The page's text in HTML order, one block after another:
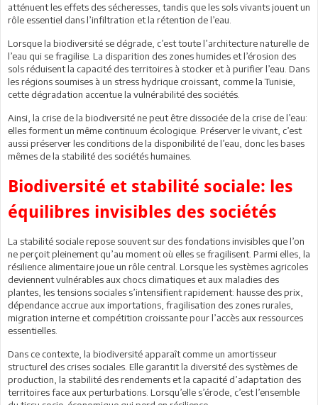
atténuent les effets des sécheresses, tandis que les sols vivants jouent un
rôle essentiel dans l’infiltration et la rétention de l’eau.
Lorsque la biodiversité se dégrade, c’est toute l’architecture naturelle de
l’eau qui se fragilise. La disparition des zones humides et l’érosion des
sols réduisent la capacité des territoires à stocker et à purifier l’eau. Dans
les régions soumises à un stress hydrique croissant, comme la Tunisie,
cette dégradation accentue la vulnérabilité des sociétés.
Ainsi, la crise de la biodiversité ne peut être dissociée de la crise de l’eau:
elles forment un même continuum écologique. Préserver le vivant, c’est
aussi préserver les conditions de la disponibilité de l’eau, donc les bases
mêmes de la stabilité des sociétés humaines.
Biodiversité et stabilité sociale: les
équilibres invisibles des sociétés
La stabilité sociale repose souvent sur des fondations invisibles que l’on
ne perçoit pleinement qu’au moment où elles se fragilisent. Parmi elles, la
résilience alimentaire joue un rôle central. Lorsque les systèmes agricoles
deviennent vulnérables aux chocs climatiques et aux maladies des
plantes, les tensions sociales s’intensifient rapidement: hausse des prix,
dépendance accrue aux importations, fragilisation des zones rurales,
migration interne et compétition croissante pour l’accès aux ressources
essentielles.
Dans ce contexte, la biodiversité apparaît comme un amortisseur
structurel des crises sociales. Elle garantit la diversité des systèmes de
production, la stabilité des rendements et la capacité d’adaptation des
territoires face aux perturbations. Lorsqu’elle s’érode, c’est l’ensemble